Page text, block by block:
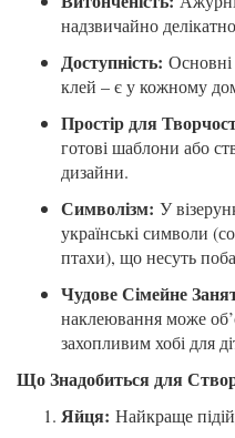
надзвичайно
Доступність: Основні
клей – є у кожному
Простір для
готові шаблони або
дизайни.
Символізм: У
українські символи
птахи), що несуть
Чудове Сімейне
наклеювання може
захопливим хобі для
Що Знадобиться для
Яйця: Найкраще